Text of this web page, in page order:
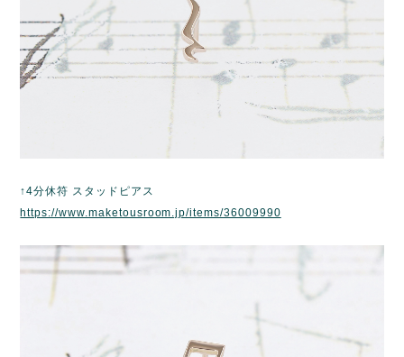
↑4分休符 スタッドピアス
https://www.maketousroom.jp/items/36009990